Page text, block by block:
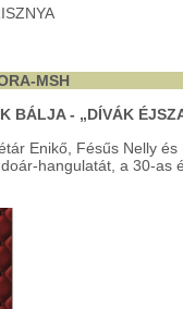
MSH
BÁLJA - „DÍVÁK
Enikő, Fésűs Nelly
hangulatát, a 30-as